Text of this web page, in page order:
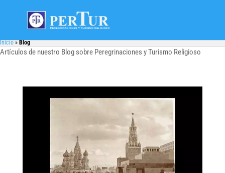
Inicio»Blog
Artículos de nuestro Blog sobre Peregrinaciones y Turismo Religioso